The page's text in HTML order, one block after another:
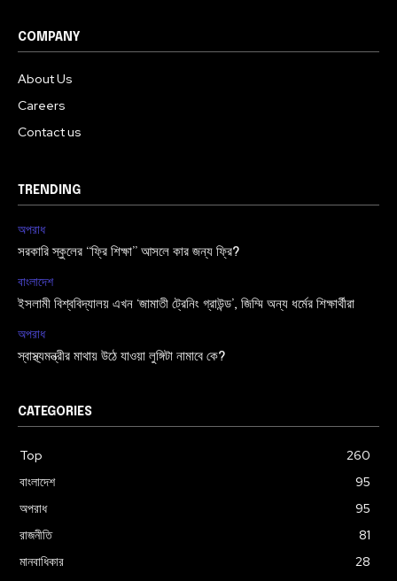
COMPANY
About Us
Careers
Contact us
TRENDING
অপরাধ
সরকারি স্কুলের “ফ্রি শিক্ষা” আসলে কার জন্য ফ্রি?
বাংলাদেশ
ইসলামী বিশ্ববিদ্যালয় এখন ‘জামাতী ট্রেনিং গ্রাউন্ড’, জিম্মি অন্য ধর্মের শিক্ষার্থীরা
অপরাধ
স্বাস্থ্যমন্ত্রীর মাথায় উঠে যাওয়া লুঙ্গিটা নামাবে কে?
CATEGORIES
Top
260
বাংলাদেশ
95
অপরাধ
95
রাজনীতি
81
মানবাধিকার
28